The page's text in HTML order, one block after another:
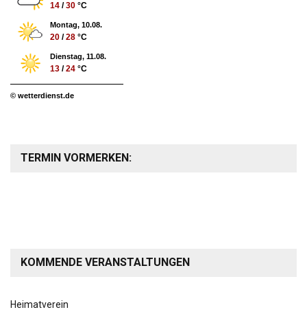
14 /30 °C
Montag, 10.08.
20 /28 °C
Dienstag, 11.08.
13 /24 °C
© wetterdienst.de
TERMIN VORMERKEN:
KOMMENDE VERANSTALTUNGEN
Heimatverein